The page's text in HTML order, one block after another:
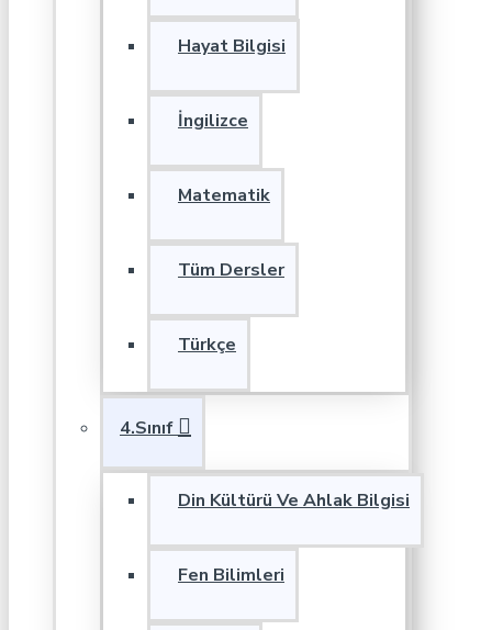
Hayat Bilgisi
İngilizce
Matematik
Tüm Dersler
Türkçe
4.Sınıf
Din Kültürü Ve Ahlak Bilgisi
Fen Bilimleri